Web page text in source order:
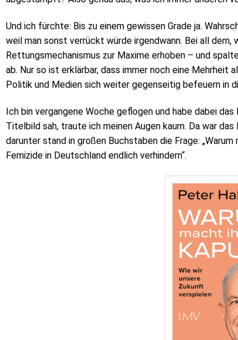
Und ich fürchte: Bis zu einem gewissen Grade ja.
weil man sonst verrückt würde irgendwann. Bei all dem,
Rettungsmechanismus zur Maxime erhoben – und
ab. Nur so ist erklärbar, dass immer noch eine Mehrheit
Politik und Medien sich weiter gegenseitig befeuern in
Ich bin vergangene Woche geflogen und habe dabei das
Titelbild sah, traute ich meinen Augen kaum. Da war
darunter stand in großen Buchstaben die Frage: „Warum
Femizide in Deutschland endlich verhindern“.